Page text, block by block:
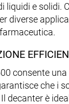
liquidi e solidi.
diverse
consente
che i
decanter è